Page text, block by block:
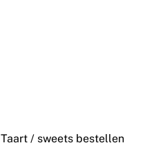
Taart / sweets bestellen